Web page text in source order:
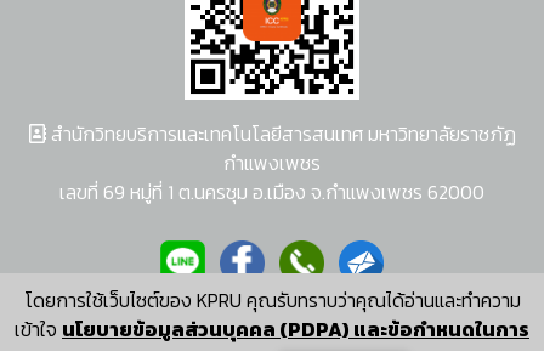
โดยการใช้เว็บไซต์ของ KPRU คุณรับทราบว่าคุณได้อ่านและทำความ
เข้าใจ นโยบายข้อมูลส่วนบุคคล (PDPA) และข้อกำหนดในการ
สำนักวิทยบริการและเทคโนโลยีสารสนเทศ มหาวิทยาลัยราชภัฏ
กำแพงเพชร
เลขที่ 69 หมู่ที่ 1 ต.นครชุม อ.เมือง จ.กำแพงเพชร 62000
ผู้พัฒนาระบบ อนุชา พวงผกา